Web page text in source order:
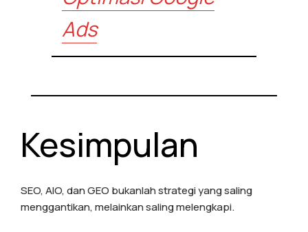
Ads
Kesimpulan
SEO, AIO, dan GEO bukanlah strategi yang saling
menggantikan, melainkan saling melengkapi.